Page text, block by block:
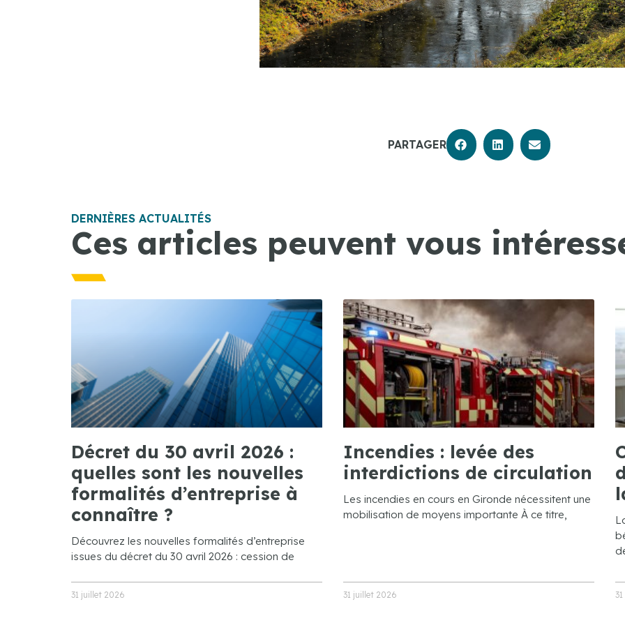
PARTAGER
DERNIÈRES ACTUALITÉS
Ces articles peuvent vous
Décret du 30 avril 2026 :
quelles sont les nouvelles
formalités d’entreprise à
connaître ?
Découvrez les nouvelles formalités d’entreprise
issues du décret du 30 avril 2026 : cession de
31 juillet 2026
Incendies : levée des
interdictions de circulation
Les incendies en cours en Gironde nécessitent une
mobilisation de moyens importante À ce titre,
31 juillet 2026